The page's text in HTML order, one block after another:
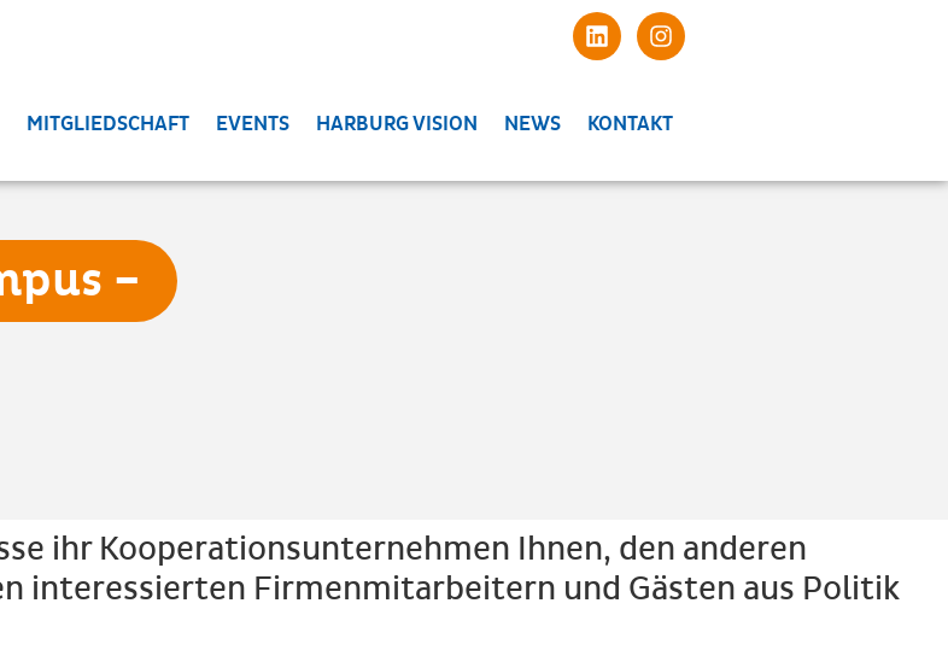
MITGLIEDSCHAFT EVENTS HARBURG VISION NEWS KONTAKT
–
ihr Kooperationsunternehmen Ihnen, den anderen
interessierten Firmenmitarbeitern und Gästen aus Politik